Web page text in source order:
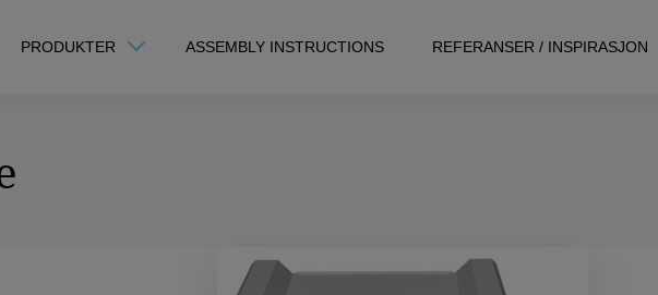
PRODUKTER ASSEMBLY INSTRUCTIONS REFERANSER / INSPIRASJON